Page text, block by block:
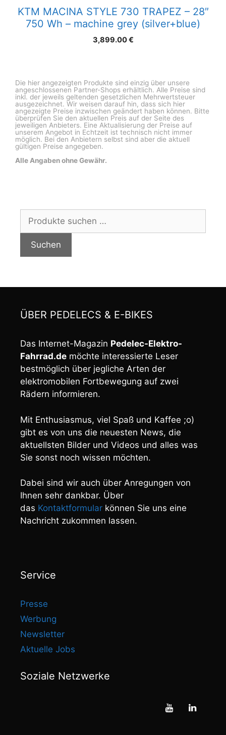
KTM MACINA STYLE 730 TRAPEZ – 28″
750 Wh – machine grey (silver+blue)
3,899.00€
Die hier angezeigten Produkte sind einzig über unsere
angeschlossenen Partner-Shops erhältlich. Alle Preise sind
inkl. der jeweils geltenden gesetzlichen Mehrwertsteuer
ausgezeichnet. Wir weisen darauf hin, dass sich hier
angezeigte Preise inzwischen geändert haben können. Bitte
überprüfen Sie den aktuellen Preis auf der Seite des
jeweiligen Anbieters. Eine Aktualisierung der Preise auf
unserem Angebot in Echtzeit ist technisch nicht immer
möglich. Bei den Anbietern selbst sind aber die aktuell
gültigen Preise angegeben.
Alle Angaben ohne Gewähr.
Suchen
Suchen
ÜBER PEDELECS & E-BIKES
Das Internet-Magazin Pedelec-Elektro-
Fahrrad.de möchte interessierte Leser
bestmöglich über jegliche Arten der
elektromobilen Fortbewegung auf zwei
Rädern informieren.
Mit Enthusiasmus, viel Spaß und Kaffee ;o)
gibt es von uns die neuesten News, die
aktuellsten Bilder und Videos und alles was
Sie sonst noch wissen möchten.
Dabei sind wir auch über Anregungen von
Ihnen sehr dankbar. Über
das Kontaktformular können Sie uns eine
Nachricht zukommen lassen.
Service
Presse
Werbung
Newsletter
Aktuelle Jobs
Soziale Netzwerke